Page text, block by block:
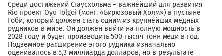
Среди достижений Стаусхольма – важнейший для развития
Rio проект Oyu Tolgoi (монг. «Бирюзовый Холм») в пустыне
Гоби, который должен стать одним из крупнейших медных
рудников в мире. Он должен выйти на полную мощность в
2028 году и будет производить 500 тысяч тонн меди в год.
Подземное расширение этого рудника изначально
оценивалось в 5,3 миллиарда долларов, но в результате